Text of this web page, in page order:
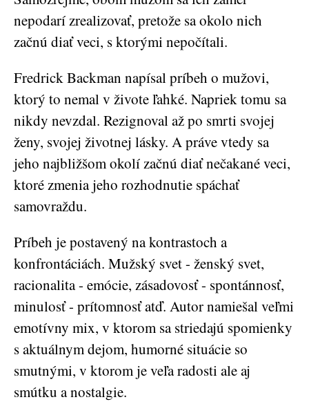
nepodarí zrealizovať, pretože sa okolo nich
začnú diať veci, s ktorými nepočítali.
Fredrick Backman napísal príbeh o mužovi,
ktorý to nemal v živote ľahké. Napriek tomu sa
nikdy nevzdal. Rezignoval až po smrti svojej
ženy, svojej životnej lásky. A práve vtedy sa
jeho najbližšom okolí začnú diať nečakané veci,
ktoré zmenia jeho rozhodnutie spáchať
samovraždu.
Príbeh je postavený na kontrastoch a
konfrontáciách. Mužský svet - ženský svet,
racionalita - emócie, zásadovosť - spontánnosť,
minulosť - prítomnosť atď. Autor namiešal veľmi
emotívny mix, v ktorom sa striedajú spomienky
s aktuálnym dejom, humorné situácie so
smutnými, v ktorom je veľa radosti ale aj
smútku a nostalgie.